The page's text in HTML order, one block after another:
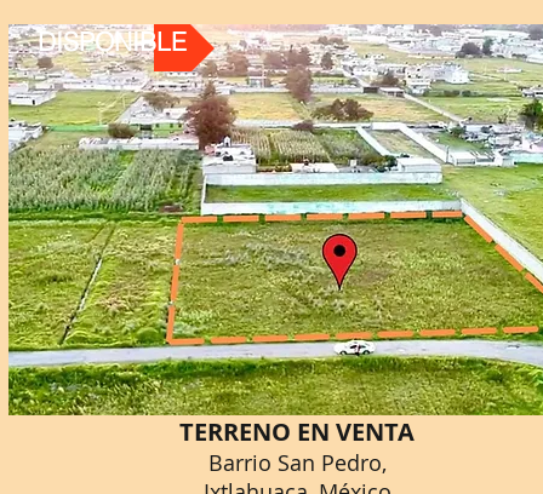
DISPONIBLE
TERRENO EN VENTA
Barrio San Pedro,